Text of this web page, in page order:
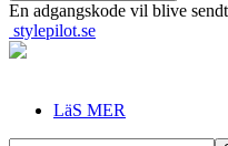
En adgangskode vil blive
stylepilot.se
LäS MER